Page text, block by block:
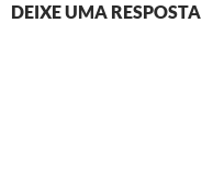
DEIXE UMA RESPOSTA